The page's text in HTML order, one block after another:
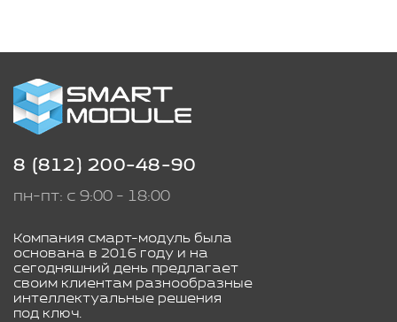
8 (812) 200-48-90
пн-пт: с 9:00 - 18:00
Компания смарт-модуль была
основана в 2016 году и на
сегодняшний день предлагает
своим клиентам разнообразные
интеллектуальные решения
под ключ.